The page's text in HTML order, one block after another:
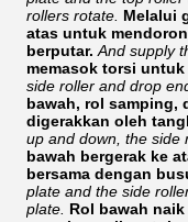
rollers rotate. Melalui
atas untuk
berputar. And supply
memasok torsi
side roller and drop
bawah, rol samping,
digerakkan oleh
up and down, the side
bawah bergerak ke
bersama dengan
plate and the side
plate. Rol bawah